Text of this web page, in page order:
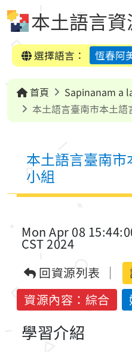
本土語言資
選擇語言：
恆春阿
首頁
Sapinanam a
本土語言臺南市本土語
本土語言臺南
小組
Mon Apr 08
CST 2024
回資源列表
資源內容：綜合
學習介紹